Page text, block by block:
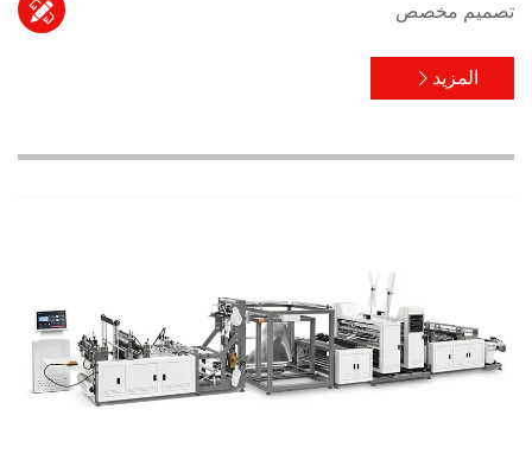
 تصميم مخصص
المزيد 